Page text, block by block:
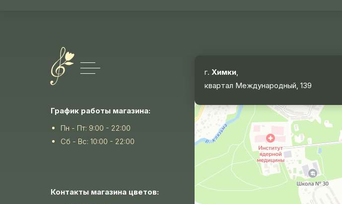
График работы магазина:
Пн - Пт: 9:00 - 22:00
Сб - Вс: 10:00 - 22:00
Контакты магазина цветов:
г. Химки,
квартал Международный, 139